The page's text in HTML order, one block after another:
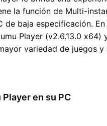
la función de Multi-
de baja especificación.
Player (v2.6.13.0 x64)
variedad de juegos
en su PC